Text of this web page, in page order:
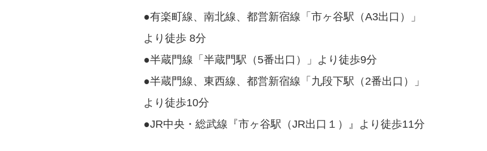
●有楽町線、南北線、都営新宿線「市ヶ谷駅（A3出口）」
より徒歩 8分
●半蔵門線「半蔵門駅（5番出口）」より徒歩9分
●半蔵門線、東西線、都営新宿線「九段下駅（2番出口）」
より徒歩10分
●JR中央・総武線『市ヶ谷駅（JR出口１）』より徒歩11分